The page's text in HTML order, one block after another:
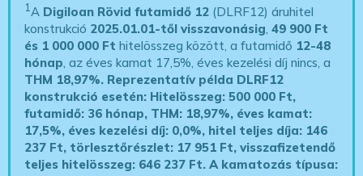
1A Digiloan Rövid futamidő 12 (DLRF12) áruhitel
konstrukció 2025.01.01-től visszavonásig,49 900 Ft
és 1 000 000 Ft hitelösszeg között, a futamidő 12-48
hónap, az éves kamat 17,5%, éves kezelési díj nincs, a
THM 18,97%. Reprezentatív példa DLRF12
konstrukció esetén: Hitelösszeg: 500 000 Ft,
futamidő: 36 hónap, THM: 18,97%, éves kamat:
17,5%, éves kezelési díj: 0,0%, hitel teljes díja: 146
237 Ft, törlesztőrészlet: 17 951 Ft, visszafizetendő
teljes hitelösszeg: 646 237 Ft.A kamatozás típusa: